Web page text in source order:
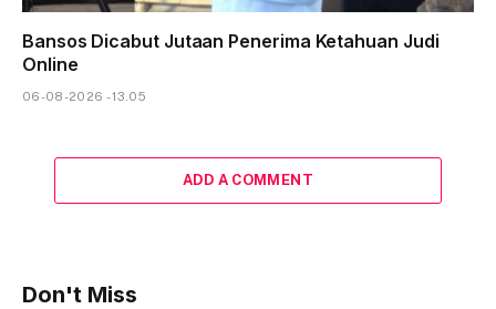
Bansos Dicabut Jutaan Penerima Ketahuan Judi
Online
06-08-2026 - 13.05
ADD A COMMENT
Don't Miss